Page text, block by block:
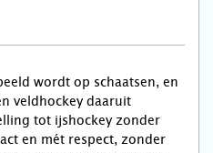
wordt op schaatsen, en
veldhockey daaruit
tot ijshockey zonder
en mét respect, zonder